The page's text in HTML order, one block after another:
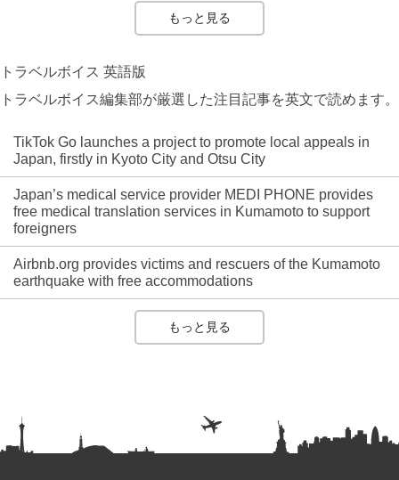
もっと見る
トラベルボイス 英語版
トラベルボイス編集部が厳選した注目記事を英文で読めます。
TikTok Go launches a project to promote local appeals in
Japan, firstly in Kyoto City and Otsu City
Japan’s medical service provider MEDI PHONE provides
free medical translation services in Kumamoto to support
foreigners
Airbnb.org provides victims and rescuers of the Kumamoto
earthquake with free accommodations
もっと見る